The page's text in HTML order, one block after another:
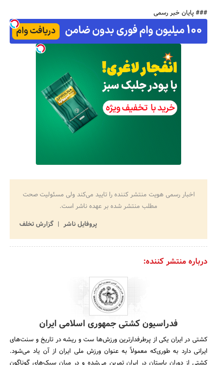
### پایان خبر رسمی
اخبار رسمی هویت منتشر کننده را تایید می‌کند ولی مسئولیت صحت
مطلب منتشر شده بر عهده ناشر است.
پروفایل ناشر
گزارش تخلف
درباره منتشر کننده:
فدراسیون کشتی جمهوری اسلامی ایران
کشتی در ایران یکی از پرطرفدارترین ورزش‌ها ست و ریشه در تاریخ و سنت‌های
ایرانی دارد به طوری‌که معمولاً به عنوان ورزش ملی ایران از آن یاد می‌شود.